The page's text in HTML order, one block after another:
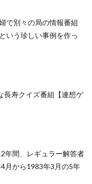
で別々の局の情報番組
いう珍しい事例を作っ
長寿クイズ番組【連想ゲ
年間、レギュラー解答者
月から1983年3月の5年